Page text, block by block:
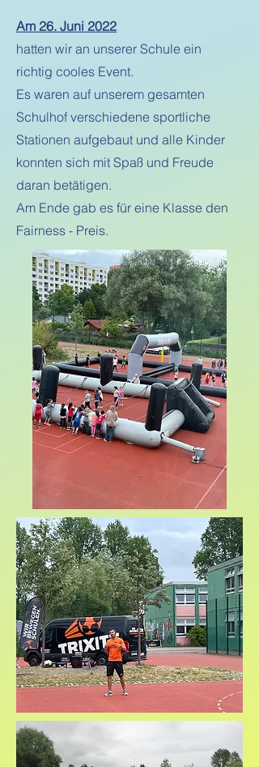
Am 26. Juni 2022
hatten wir an unserer Schule ein
richtig cooles Event.
Es waren auf unserem gesamten
Schulhof verschiedene sportliche
Stationen aufgebaut und alle Kinder
konnten sich mit Spaß und Freude
daran betätigen.
Am Ende gab es für eine Klasse den
Fairness - Preis.